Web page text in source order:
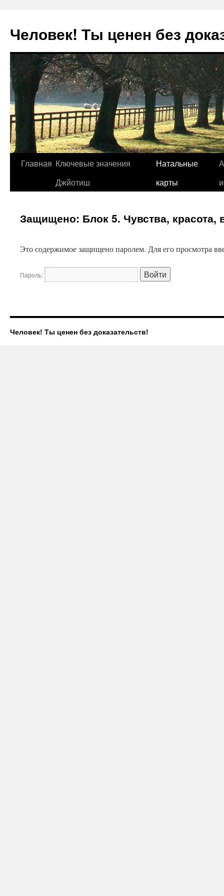
Человек! Ты ценен без
Перейти
Главная Ключевые значения
Джйотиш
Натальные
карты
Защищено: Блок 5. Чувства, красота,
Это содержимое защищено паролем. Для его просмотра
Пароль:
Человек! Ты ценен без доказательств!